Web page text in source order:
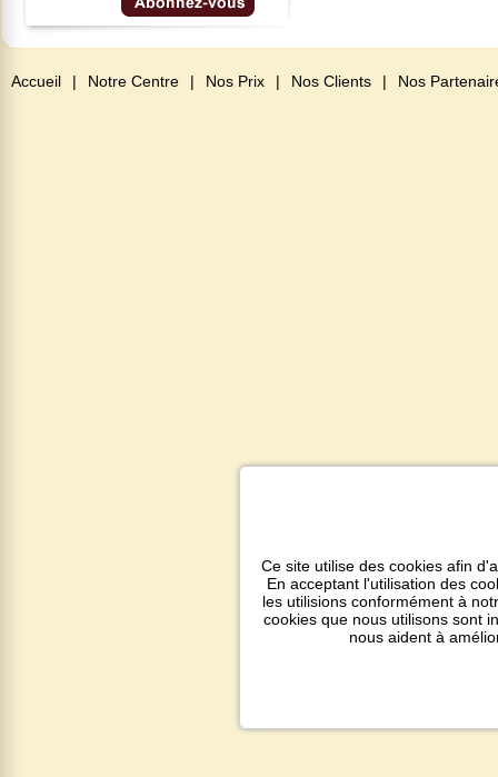
Accueil | Notre Centre | Nos Prix | Nos Clients | Nos
Ce site utilise des cookies afin
En acceptant l'utilisation des
les utilisions conformément à
cookies que nous utilisons sont
nous aident à